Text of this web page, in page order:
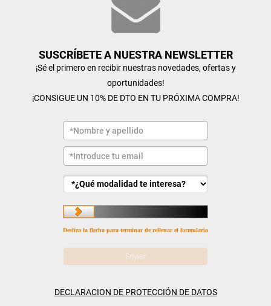
SUSCRÍBETE A NUESTRA NEWSLETTER
¡Sé el primero en recibir nuestras novedades, ofertas y
oportunidades!
¡CONSIGUE UN 10% DE DTO EN TU PRÓXIMA COMPRA!
Desliza la flecha para terminar de rellenar el formulario
DECLARACION DE PROTECCIÓN DE DATOS